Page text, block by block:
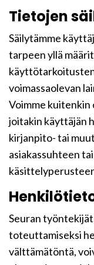
Tietojen
Säilytämme
tarpeen yllä
voimassaolevan
Voimme
joitakin käyttäjän
kirjanpito- tai
asiakassuhteen
Seuran
toteuttamiseksi
välttämätöntä,